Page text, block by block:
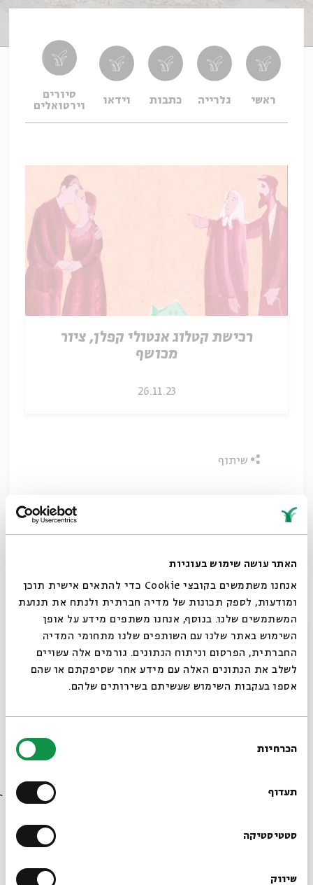
האתר עושה שימוש בעוגיות
אנחנו משתמשים בקובצי Cookie כדי להתאים אישית תוכן
ומודעות, לספק תכונות של מדיה חברתית ולנתח את תנועת
המשתמשים שלנו. בנוסף, אנחנו משתפים מידע על אופן
השימוש באתר שלנו עם השותפים שלנו מתחומי המדיה
החברתית, הפרסום וניתוח הנתונים. גורמים אלה עשויים
לשלב את הנתונים האלה עם מידע אחר שסיפקתם או שהם
אספו בעקבות השימוש שעשיתם בשירותים שלהם.
הסכמה
הכרחיות
תעדוף
סטטיסטיקה
שיווק
ראשי גלרייה כתבות וידאו
סיורים
וירטואלים
רכישת קטלוג אנטולי קפלן, ציור
מכושף
26.11.23
שיתוף
סגור